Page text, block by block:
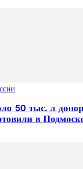
50 тыс. л
в